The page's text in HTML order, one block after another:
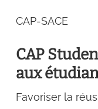
CAP-SACE
CAP
aux
Favoriser la